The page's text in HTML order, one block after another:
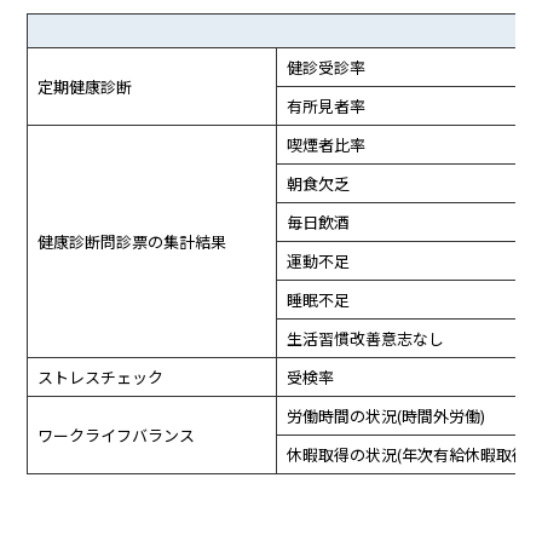
定期健康診断
健診受診率
有所見者率
健康診断問診票の集計結果
喫煙者比率
朝食欠乏
毎日飲酒
運動不足
睡眠不足
生活習慣改善意志なし
ストレスチェック
受検率
ワークライフバランス
労働時間の状況(時間外労働)
休暇取得の状況(年次有給休暇取得